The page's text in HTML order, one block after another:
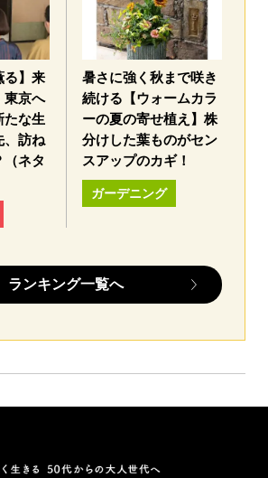
る】来
東京へ
たな生
、訪ね
（ネタ
暑さに強く秋まで咲き
続ける【ウォームカラ
ーの夏の寄せ植え】株
分けした葉ものがセン
スアップのカギ！
ガーデニング
ランキング一覧へ